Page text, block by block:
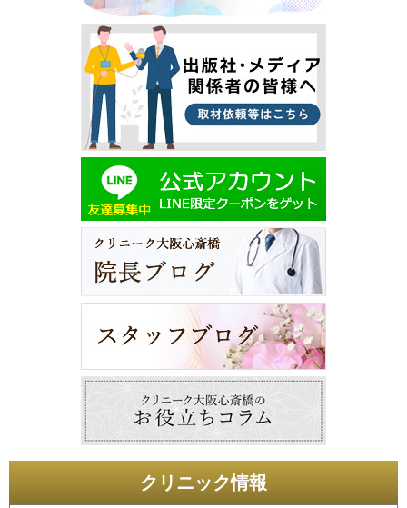
クリニック情報